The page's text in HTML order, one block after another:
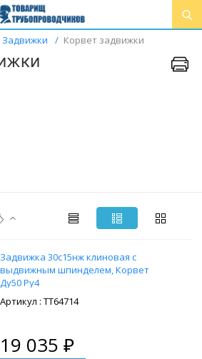
Задвижки / Корвет задвижки
Задвижка 30с15нж клиновая с
выдвижным шпинделем, Корвет
Ду50 Ру4
: ТТ64714
19 035 ₽